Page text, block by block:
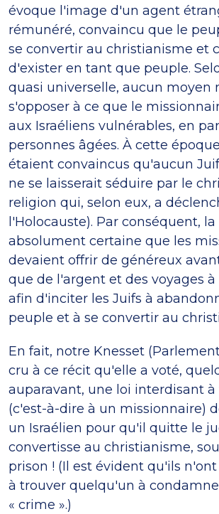
évoque l'image d'un agent
rémunéré, convaincu que le
se convertir au christianisme et
d'exister en tant que peuple.
quasi universelle, aucun moyen
s'opposer à ce que le
aux Israéliens vulnérables, en
personnes âgées. À cette
étaient convaincus qu'aucun
ne se laisserait séduire par le
religion qui, selon eux, a
l'Holocauste). Par conséquent,
absolument certaine que les
devaient offrir de généreux
que de l'argent et des voyages
afin d'inciter les Juifs à
peuple et à se convertir au
En fait, notre Knesset
cru à ce récit qu'elle a voté,
auparavant, une loi interdisant
(c'est-à-dire à un missionnaire)
un Israélien pour qu'il quitte le
convertisse au christianisme,
prison ! (Il est évident qu'ils
à trouver quelqu'un à
« crime ».)